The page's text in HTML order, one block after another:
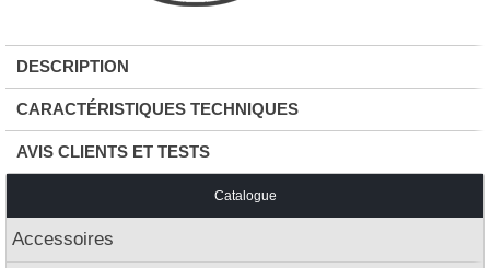
DESCRIPTION
CARACTÉRISTIQUES TECHNIQUES
AVIS CLIENTS ET TESTS
Catalogue
Accessoires